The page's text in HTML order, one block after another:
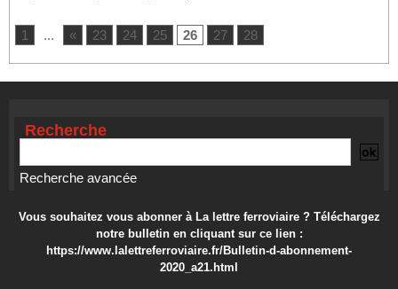
1 ... « 23 24 25 26 27 28
Recherche
Recherche avancée
Vous souhaitez vous abonner à La lettre ferroviaire ? Téléchargez
notre bulletin en cliquant sur ce lien :
https://www.lalettreferroviaire.fr/Bulletin-d-abonnement-
2020_a21.html